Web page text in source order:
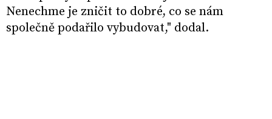
Nenechme je zničit to dobré, co se nám
společně podařilo vybudovat," dodal.